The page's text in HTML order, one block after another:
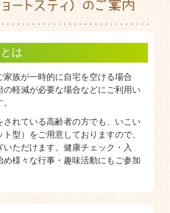
は
族が一時的に自宅を空ける場合
の軽減が必要な場合などにご利用い
れている高齢者の方でも、いこい
型）をご用意しておりますので、
ただけます。健康チェック・入
様々な行事・趣味活動にもご参加